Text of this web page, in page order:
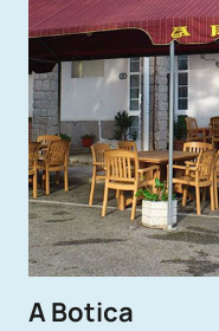
A Botica